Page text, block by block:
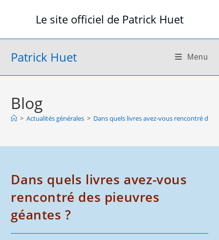
Le site officiel de Patrick Huet
Patrick Huet Menu
Blog
> Actualités générales > Dans quels livres avez-vous rencontré des
Dans quels livres avez-vous
rencontré des pieuvres
géantes ?